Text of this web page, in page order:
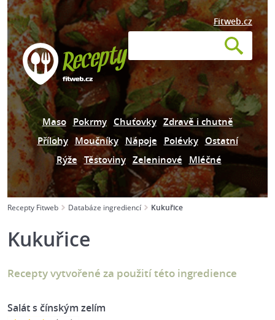
Fitweb.cz
Maso Pokrmy Chuťovky Zdravě i chutně
Přílohy Moučníky Nápoje Polévky Ostatní
Rýže Těstoviny Zeleninové Mléčné
Recepty Fitweb Databáze ingrediencí Kukuřice
Kukuřice
Recepty vytvořené za použití této ingredience
Salát s čínským zelím